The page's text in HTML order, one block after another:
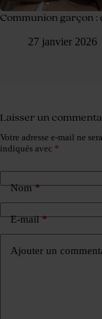
Communion garçon :
27 janvier 2026
Laisser un
Votre adresse e-mail ne
indiqués avec *
Nom*
E-mail*
Ajouter un